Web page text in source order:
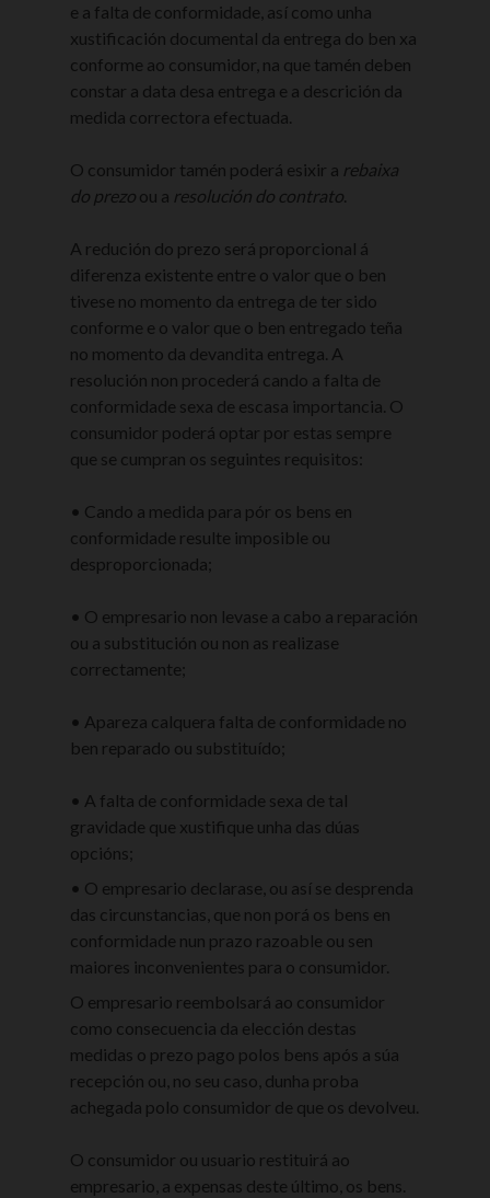
e a falta de conformidade, así como unha
xustificación documental da entrega do ben xa
conforme ao consumidor, na que tamén deben
constar a data desa entrega e a descrición da
medida correctora efectuada.
O consumidor tamén poderá esixir a rebaixa
do prezo ou a resolución do contrato.
A redución do prezo será proporcional á
diferenza existente entre o valor que o ben
tivese no momento da entrega de ter sido
conforme e o valor que o ben entregado teña
no momento da devandita entrega. A
resolución non procederá cando a falta de
conformidade sexa de escasa importancia. O
consumidor poderá optar por estas sempre
que se cumpran os seguintes requisitos:
• Cando a medida para pór os bens en
conformidade resulte imposible ou
desproporcionada;
• O empresario non levase a cabo a reparación
ou a substitución ou non as realizase
correctamente;
• Apareza calquera falta de conformidade no
ben reparado ou substituído;
• A falta de conformidade sexa de tal
gravidade que xustifique unha das dúas
opcións;
• O empresario declarase, ou así se desprenda
das circunstancias, que non porá os bens en
conformidade nun prazo razoable ou sen
maiores inconvenientes para o consumidor.
O empresario reembolsará ao consumidor
como consecuencia da elección destas
medidas o prezo pago polos bens após a súa
recepción ou, no seu caso, dunha proba
achegada polo consumidor de que os devolveu.
O consumidor ou usuario restituirá ao
empresario, a expensas deste último, os bens.